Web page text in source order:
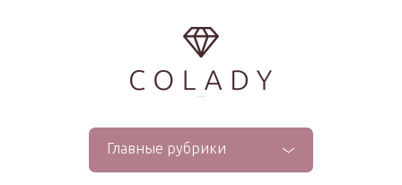
...
Главные рубрики